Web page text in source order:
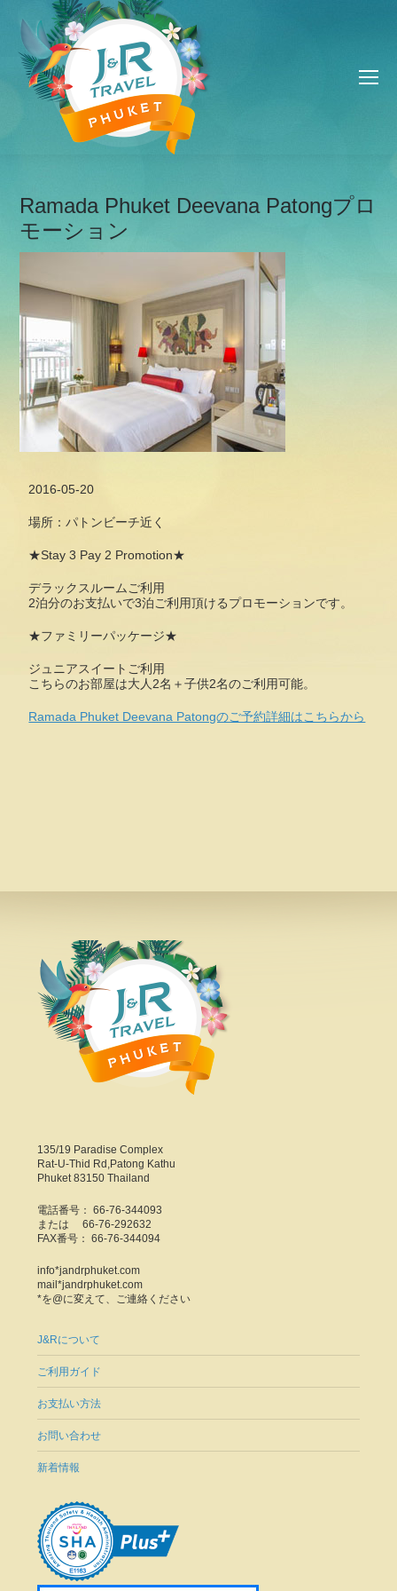
Ramada Phuket Deevana Patongプロ
モーション
2016-05-20
場所：パトンビーチ近く
★Stay 3 Pay 2 Promotion★
デラックスルームご利用
2泊分のお支払いで3泊ご利用頂けるプロモーションです。
★ファミリーパッケージ★
ジュニアスイートご利用
こちらのお部屋は大人2名＋子供2名のご利用可能。
Ramada Phuket Deevana Patongのご予約詳細はこちらから
135/19 Paradise Complex
Rat-U-Thid Rd,Patong Kathu
Phuket 83150 Thailand
電話番号： 66-76-344093
または 66-76-292632
FAX番号： 66-76-344094
info*jandrphuket.com
mail*jandrphuket.com
*を@に変えて、ご連絡ください
J&Rについて
ご利用ガイド
お支払い方法
お問い合わせ
新着情報